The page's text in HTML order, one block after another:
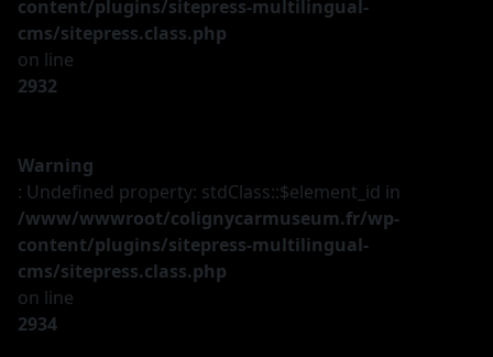
content/plugins/sitepress-multilingual-
cms/sitepress.class.php
on line
2932
Warning
: Undefined property: stdClass::$element_id in
/www/wwwroot/colignycarmuseum.fr/wp-
content/plugins/sitepress-multilingual-
cms/sitepress.class.php
on line
2934